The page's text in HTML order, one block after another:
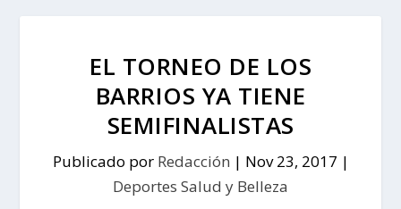
EL TORNEO DE LOS
BARRIOS YA TIENE
SEMIFINALISTAS
Publicado por Redacción | Nov 23, 2017 |
Deportes Salud y Belleza